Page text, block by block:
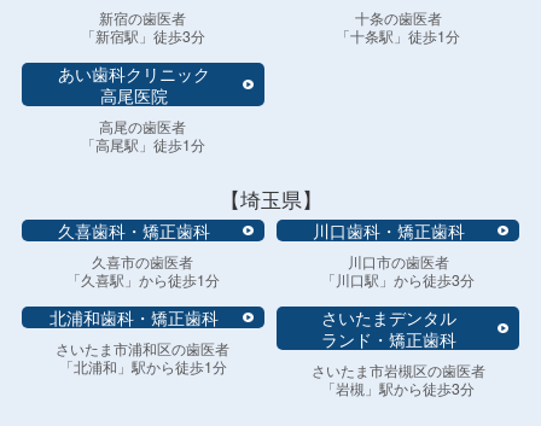
新宿の歯医者
「新宿駅」徒歩3分
十条の歯医者
「十条駅」徒歩1分
あい歯科クリニック
高尾医院
高尾の歯医者
「高尾駅」徒歩1分
【埼玉県】
久喜歯科・矯正歯科
久喜市の歯医者
「久喜駅」から徒歩1分
川口歯科・矯正歯科
川口市の歯医者
「川口駅」から徒歩3分
北浦和歯科・矯正歯科
さいたま市浦和区の歯医者
「北浦和」駅から徒歩1分
さいたまデンタル
ランド・矯正歯科
さいたま市岩槻区の歯医者
「岩槻」駅から徒歩3分